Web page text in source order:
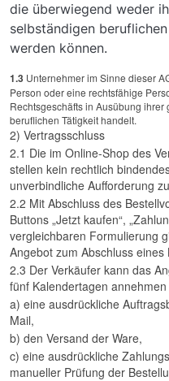
die überwiegend weder
selbständigen
werden können.
1.3 Unternehmer im Sinne dieser
Person oder eine rechtsfähige
Rechtsgeschäfts in Ausübung
beruflichen Tätigkeit handelt.
2) Vertragsschluss
2.1 Die im Online-Shop des
stellen kein rechtlich
unverbindliche Aufforderung
2.2 Mit Abschluss des
Buttons „Jetzt kaufen“,
vergleichbaren Formulierung
Angebot zum Abschluss eines
2.3 Der Verkäufer kann das
fünf Kalendertagen
a) eine ausdrückliche
Mail,
b) den Versand der Ware,
c) eine ausdrückliche
manueller Prüfung der